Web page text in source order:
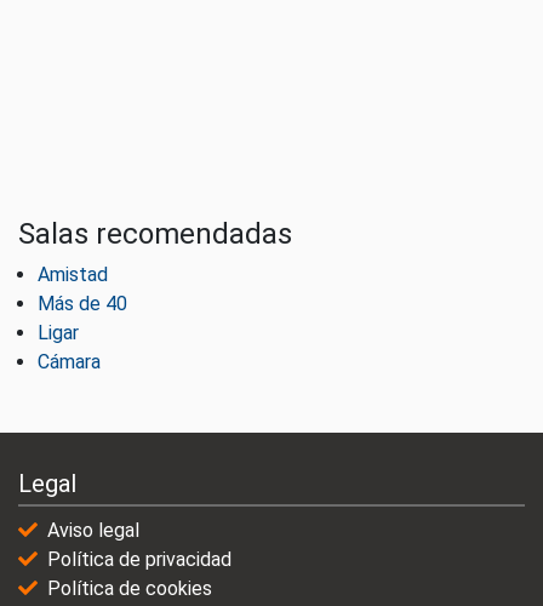
Salas recomendadas
Amistad
Más de 40
Ligar
Cámara
Legal
Aviso legal
Política de privacidad
Política de cookies